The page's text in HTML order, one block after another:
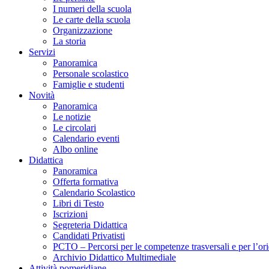
I numeri della scuola
Le carte della scuola
Organizzazione
La storia
Servizi
Panoramica
Personale scolastico
Famiglie e studenti
Novità
Panoramica
Le notizie
Le circolari
Calendario eventi
Albo online
Didattica
Panoramica
Offerta formativa
Calendario Scolastico
Libri di Testo
Iscrizioni
Segreteria Didattica
Candidati Privatisti
PCTO – Percorsi per le competenze trasversali e per
Archivio Didattico Multimediale